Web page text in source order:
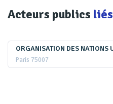
Acteurs publics liés
Paris 75007